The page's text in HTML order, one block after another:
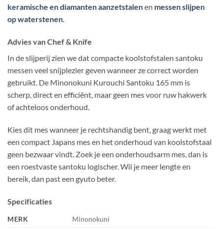
keramische en diamanten aanzetstalenen messen slijpen
op waterstenen.
Advies van Chef & Knife
In de slijperij zien we dat compacte koolstofstalen santoku
messen veel snijplezier geven wanneer ze correct worden
gebruikt. De Minonokuni Kurouchi Santoku 165 mm is
scherp, direct en efficiënt, maar geen mes voor ruw hakwerk
of achteloos onderhoud.
Kies dit mes wanneer je rechtshandig bent, graag werkt met
een compact Japans mes en het onderhoud van koolstofstaal
geen bezwaar vindt. Zoek je een onderhoudsarm mes, dan is
een roestvaste santoku logischer. Wil je meer lengte en
bereik, dan past een gyuto beter.
Specificaties
MERK Minonokuni